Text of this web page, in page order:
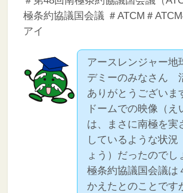
極条約協議国会議＃ATCM＃
アイ
アースレンジャー地
デミーのみなさん
ありがとうございま
ドームでの映像（え
は、まさに南極を実
しているような状況
ょう）だったのでし
極条約協議国会議は
かえたとのことです